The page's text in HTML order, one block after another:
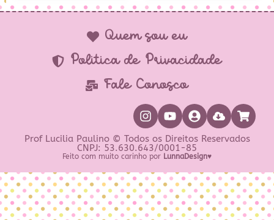
Quem sou eu
Política de Privacidade
Fale Conosco
Prof Lucilia Paulino © Todos os Direitos Reservados
CNPJ: 53.630.643/0001-85
Feito com muito carinho por LunnaDesign♥